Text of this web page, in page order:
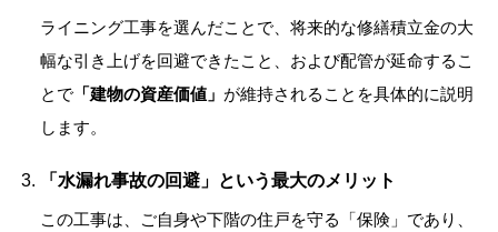
ライニング工事を選んだことで、将来的な修繕積立金の大
幅な引き上げを回避できたこと、および配管が延命するこ
とで「建物の資産価値」 が維持されることを具体的に説明
します。
「水漏れ事故の回避」という最大のメリット
この工事は、ご自身や下階の住戸を守る「保険」であり、